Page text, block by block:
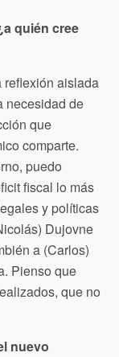
quién cree
reflexión aislada
necesidad de
que
comparte.
puedo
fiscal lo más
y políticas
Dujovne
a (Carlos)
Pienso que
que no
nuevo